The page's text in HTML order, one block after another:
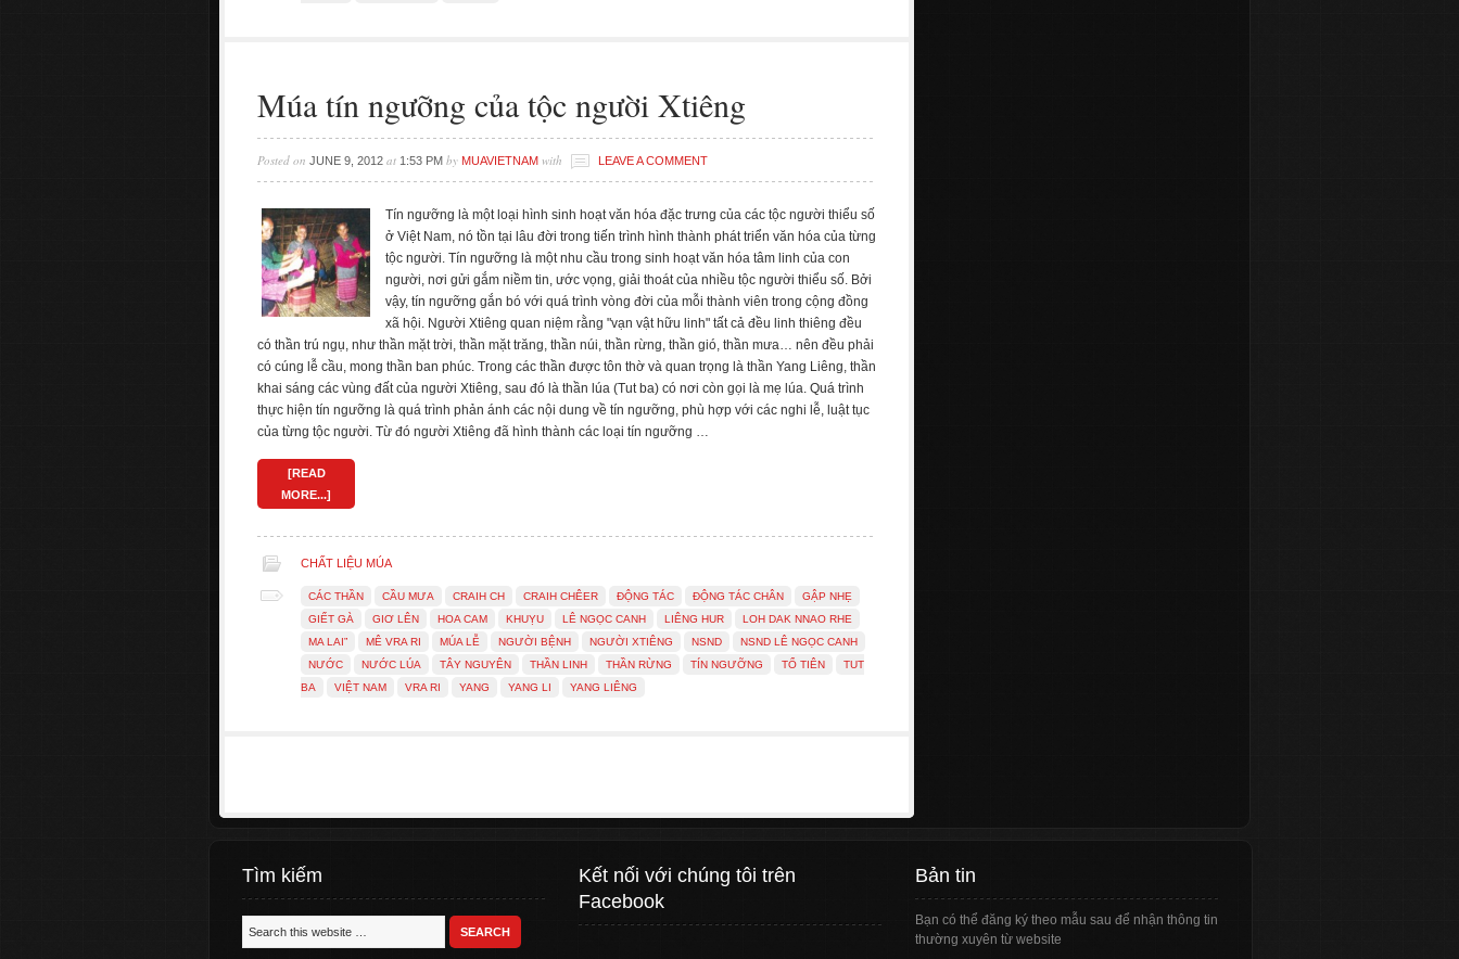
Múa tín ngưỡng của tộc người Xtiêng
Posted on JUNE 9, 2012 at 1:53 PM by MUAVIETNAM with LEAVE A COMMENT
Tín ngưỡng là một loại hình sinh hoạt văn hóa đặc trưng của các tộc người thiểu số
ở Việt Nam, nó tồn tại lâu đời trong tiến trình hình thành phát triển văn hóa của từng
tộc người. Tín ngưỡng là một nhu cầu trong sinh hoạt văn hóa tâm linh của con
người, nơi gửi gắm niềm tin, ước vọng, giải thoát của nhiều tộc người thiểu số. Bởi
vậy, tín ngưỡng gắn bó với quá trình vòng đời của mỗi thành viên trong cộng đồng
xã hội. Người Xtiêng quan niệm rằng "vạn vật hữu linh" tất cả đều linh thiêng đều
có thần trú ngụ, như thần mặt trời, thần mặt trăng, thần núi, thần rừng, thần gió, thần mưa… nên đều phải
có cúng lễ cầu, mong thần ban phúc. Trong các thần được tôn thờ và quan trọng là thần Yang Liêng, thần
khai sáng các vùng đất của người Xtiêng, sau đó là thần lúa (Tut ba) có nơi còn gọi là mẹ lúa. Quá trình
thực hiện tín ngưỡng là quá trình phản ánh các nội dung về tín ngưỡng, phù hợp với các nghi lễ, luật tục
của từng tộc người. Từ đó người Xtiêng đã hình thành các loại tín ngưỡng …
[READ
MORE...]
CHẤT LIỆU MÚA
CÁC THẦN CẦU MƯA CRAIH CH CRAIH CHÊER ĐỘNG TÁC ĐỘNG TÁC CHÂN
GẬP NHẸ
GIẾT GÀ
GIƠ LÊN HOA CAM KHUỴU LÊ NGỌC CANH LIÊNG HUR
LOH DAK NNAO RHE
MA LAI”
MÊ VRA RI MÚA LỄ NGƯỜI BỆNH NGƯỜI XTIÊNG NSND
NSND LÊ NGỌC CANH
NƯỚC
NƯỚC LÚA TÂY NGUYÊN THẦN LINH THẦN RỪNG TÍN NGƯỠNG TỔ TIÊN
TUT
BA
VIỆT NAM VRA RI YANG YANG LI YANG LIÊNG
Tìm kiếm
Kết nối với chúng tôi trên
Facebook
Bản tin
Bạn có thể đăng ký theo mẫu sau để nhận thông tin
thường xuyên từ website